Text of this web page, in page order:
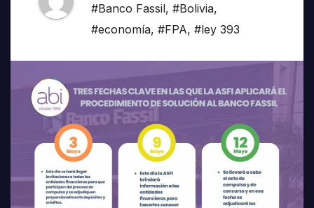
#Banco Fassil, #Bolivia,
#economía, #FPA, #ley 393